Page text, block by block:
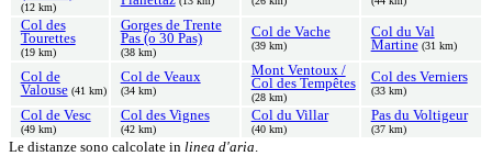
(12 km)
Col des
Tourettes
(19 km)
Gorges de Trente
Pas (o 30 Pas)
(38 km)
Col de Vache
(39 km)
Col du Val
Martine (31 km)
Col de
Valouse (41 km)
Col de Veaux
(34 km)
Mont Ventoux /
Col des Tempêtes
(28 km)
Col des Verniers
(33 km)
Col de Vesc
(49 km)
Col des Vignes
(42 km)
Col du Villar
(40 km)
Pas du Voltigeur
(37 km)
Le distanze sono calcolate in linea d'aria.